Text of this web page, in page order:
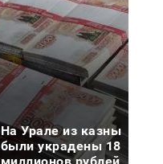
На Урале из казны
были украдены 18
миллионов рублей